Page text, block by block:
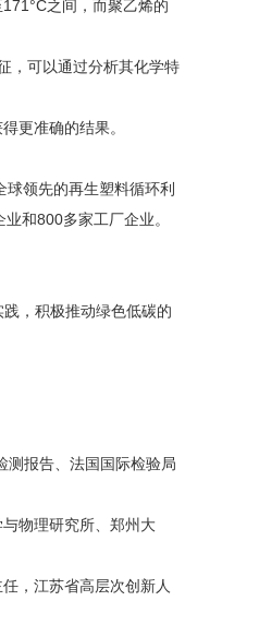
之间，而聚乙烯的
，可以通过分析其化学特
更准确的结果。
领先的再生塑料循环利
和800多家工厂企业。
践，积极推动绿色低碳的
测报告、法国国际检验局
物理研究所、郑州大
，江苏省高层次创新人